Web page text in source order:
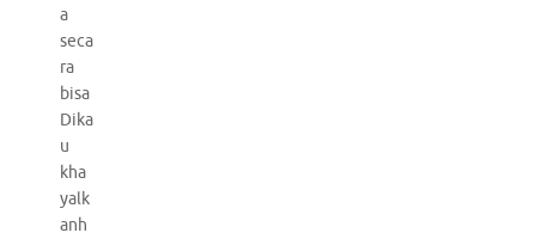
a
seca
ra
bisa
Dika
u
kha
yalk
anh